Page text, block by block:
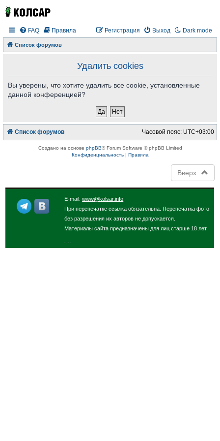
Dark mode
FAQ Правила Выход
Регистрация
Список форумов
Удалить cookies
Вы уверены, что хотите удалить все cookie, установленные
данной конференцией?
Список форумов Часовой пояс: UTC+03:00
Создано на основе phpBB® Forum Software © phpBB Limited
Конфиденциальность| Правила
Вверх
E-mail:www@kolsar.info
При перепечатке ссылка обязательна. Перепечатка фото
без разрешения их авторов не допускается.
Материалы сайта предназначены для лиц старше 18 лет.